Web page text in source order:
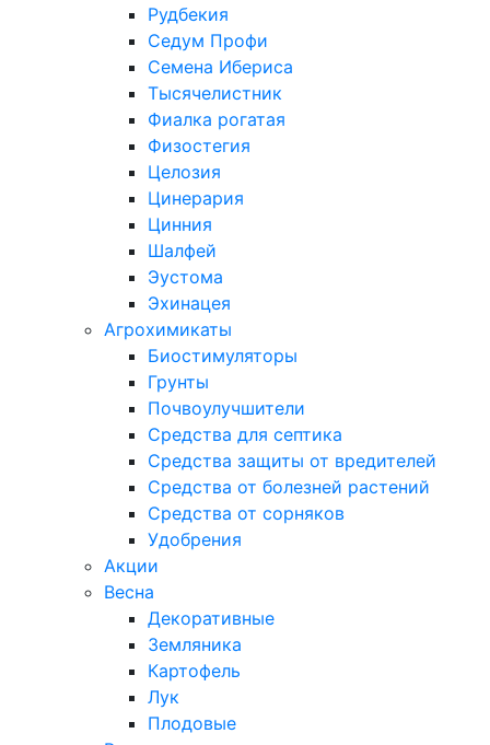
Рудбекия
Седум Профи
Семена Ибериса
Тысячелистник
Фиалка рогатая
Физостегия
Целозия
Цинерария
Цинния
Шалфей
Эустома
Эхинацея
Агрохимикаты
Биостимуляторы
Грунты
Почвоулучшители
Средства для септика
Средства защиты от вредителей
Средства от болезней растений
Средства от сорняков
Удобрения
Акции
Весна
Декоративные
Земляника
Картофель
Лук
Плодовые